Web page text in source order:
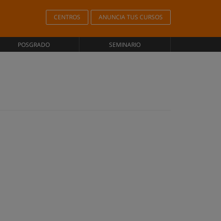
CENTROS ANUNCIA TUS CURSOS
POSGRADO SEMINARIO